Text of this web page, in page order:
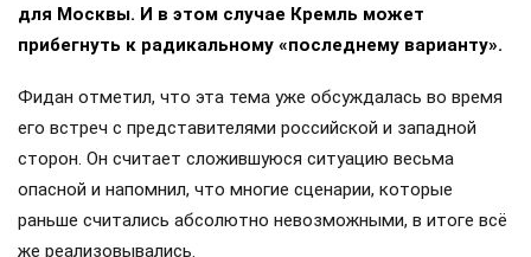
для Москвы. И в этом случае Кремль может
прибегнуть к радикальному «последнему варианту».
Фидан отметил, что эта тема уже обсуждалась во время
его встреч с представителями российской и западной
сторон. Он считает сложившуюся ситуацию весьма
опасной и напомнил, что многие сценарии, которые
раньше считались абсолютно невозможными, в итоге всё
же реализовывались.